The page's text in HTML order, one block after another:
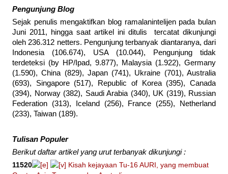
Pengunjung Blog
Sejak penulis mengaktifkan blog ramalanintelijen pada bulan
Juni 2011, hingga saat artikel ini ditulis tercatat dikunjungi
oleh 236.312 netters. Pengunjung terbanyak diantaranya, dari
Indonesia (106.674), USA (10.044), Pengunjung tidak
terdeteksi (by HP/Ipad, 9.877), Malaysia (1.922), Germany
(1.590), China (829), Japan (741), Ukraine (701), Australia
(693), Singapore (517), Republic of Korea (395), Canada
(394), Norway (382), Saudi Arabia (340), UK (319), Russian
Federation (313), Iceland (256), France (255), Netherland
(233), Taiwan (189).
Tulisan Populer
Berikut daftar artikel yang urut terbanyak dikunjungi :
11520
Kisah kejayaan Tu-16 AURI, yang membuat